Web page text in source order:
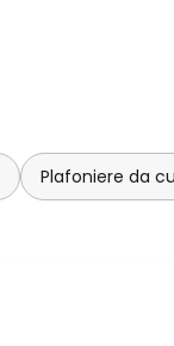
Plafoniere da